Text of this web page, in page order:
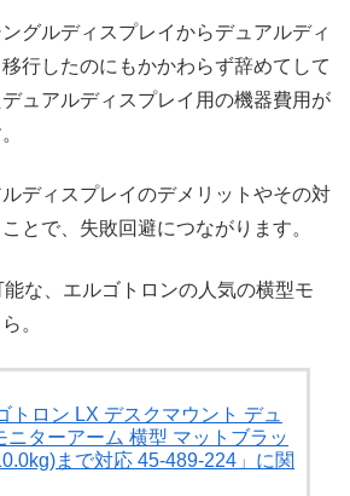
グルディスプレイからデュアルディ
行したのにもかかわらず辞めてして
ュアルディスプレイ用の機器費用が
ディスプレイのデメリットやその対
とで、失敗回避につながります。
な、エルゴトロンの人気の横型モ
。
トロン LX デスクマウント デュ
ニターアーム 横型 マットブラッ
まで対応 45-489-224」に関